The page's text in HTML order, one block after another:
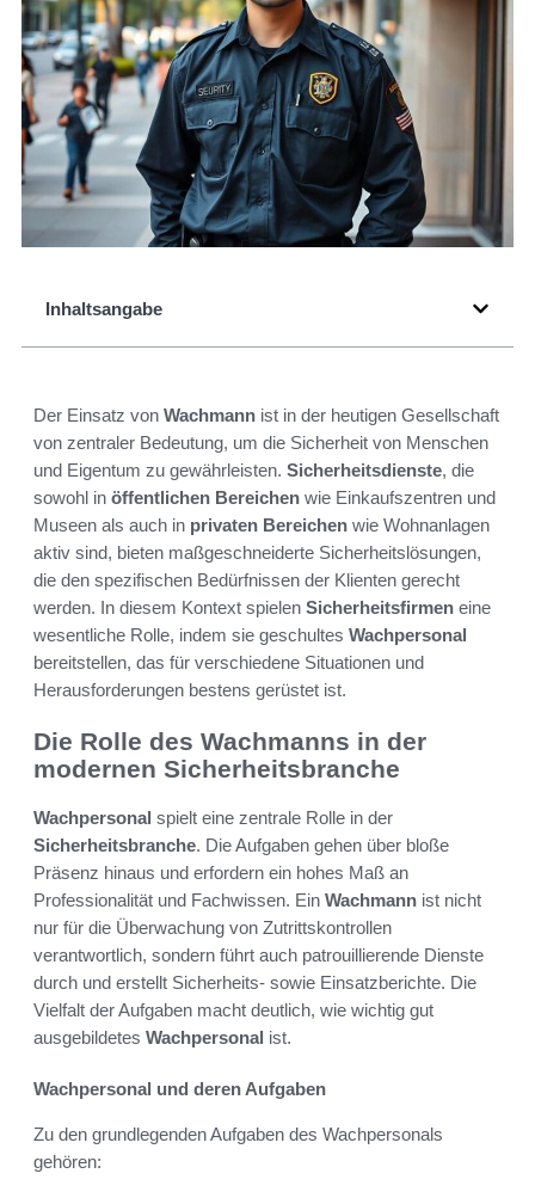
Inhaltsangabe
Der Einsatz von Wachmann ist in der heutigen Gesellschaft
von zentraler Bedeutung, um die Sicherheit von Menschen
und Eigentum zu gewährleisten. Sicherheitsdienste, die
sowohl in öffentlichen Bereichen wie Einkaufszentren und
Museen als auch in privaten Bereichen wie Wohnanlagen
aktiv sind, bieten maßgeschneiderte Sicherheitslösungen,
die den spezifischen Bedürfnissen der Klienten gerecht
werden. In diesem Kontext spielen Sicherheitsfirmen eine
wesentliche Rolle, indem sie geschultes Wachpersonal
bereitstellen, das für verschiedene Situationen und
Herausforderungen bestens gerüstet ist.
Die Rolle des Wachmanns in der
modernen Sicherheitsbranche
Wachpersonal spielt eine zentrale Rolle in der
Sicherheitsbranche. Die Aufgaben gehen über bloße
Präsenz hinaus und erfordern ein hohes Maß an
Professionalität und Fachwissen. Ein Wachmann ist nicht
nur für die Überwachung von Zutrittskontrollen
verantwortlich, sondern führt auch patrouillierende Dienste
durch und erstellt Sicherheits- sowie Einsatzberichte. Die
Vielfalt der Aufgaben macht deutlich, wie wichtig gut
ausgebildetes Wachpersonal ist.
Wachpersonal und deren Aufgaben
Zu den grundlegenden Aufgaben des Wachpersonals
gehören: